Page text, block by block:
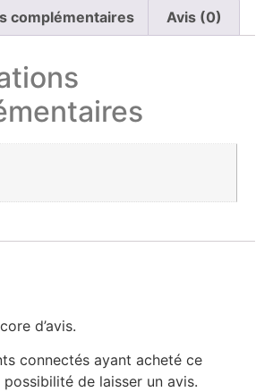
complémentaires Avis (0)
d’avis.
connectés ayant acheté ce
de laisser un avis.